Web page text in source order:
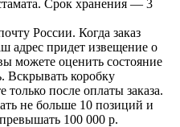
Срок хранения — 3
России. Когда заказ
адрес придет извещение о
можете оценить состояние
Вскрывать коробку
только после оплаты заказа.
не больше 10 позиций и
100 000 р.